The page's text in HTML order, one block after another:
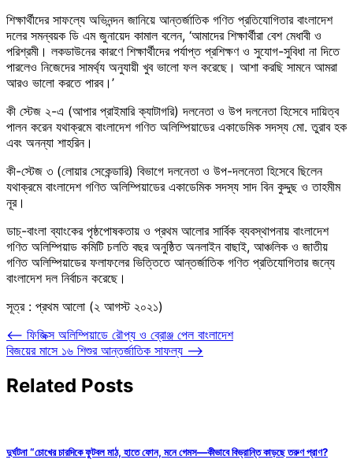
শিক্ষার্থীদের সাফল্যে অভিনন্দন জানিয়ে আন্তর্জাতিক গণিত প্রতিযোগিতার বাংলাদেশ
দলের সমন্বয়ক ডি এম জুনায়েদ কামাল বলেন, ‘আমাদের শিক্ষার্থীরা বেশ মেধাবী ও
পরিশ্রমী। লকডাউনের কারণে শিক্ষার্থীদের পর্যাপ্ত প্রশিক্ষণ ও সুযোগ-সুবিধা না দিতে
পারলেও নিজেদের সামর্থ্য অনুযায়ী খুব ভালো ফল করেছে। আশা করছি সামনে আমরা
আরও ভালো করতে পারব।’
কী স্টেজ ২-এ (আপার প্রাইমারি ক্যাটাগরি) দলনেতা ও উপ দলনেতা হিসেবে দায়িত্ব
পালন করেন যথাক্রমে বাংলাদেশ গণিত অলিম্পিয়াডের একাডেমিক সদস্য মো. তুরাব হক
এবং অনন্যা শাহরিন।
কী-স্টেজ ৩ (লোয়ার সেকেন্ডারি) বিভাগে দলনেতা ও উপ-দলনেতা হিসেবে ছিলেন
যথাক্রমে বাংলাদেশ গণিত অলিম্পিয়াডের একাডেমিক সদস্য সাদ বিন কুদ্দুছ ও তাহমীম
নূর।
ডাচ্-বাংলা ব্যাংকের পৃষ্ঠপোষকতায় ও প্রথম আলোর সার্বিক ব্যবস্থাপনায় বাংলাদেশ
গণিত অলিম্পিয়াড কমিটি চলতি বছর অনুষ্ঠিত অনলাইন বাছাই, আঞ্চলিক ও জাতীয়
গণিত অলিম্পিয়াডের ফলাফলের ভিত্তিতে আন্তর্জাতিক গণিত প্রতিযোগিতার জন্যে
বাংলাদেশ দল নির্বাচন করেছে।
সূত্র : প্রথম আলো (২ আগস্ট ২০২১)
Post
navigation
⟵ ফিজিক্স অলিম্পিয়াডে রৌপ্য ও ব্রোঞ্জ পেল বাংলাদেশ
বিজয়ের মাসে ১৬ শিশুর আন্তর্জাতিক সাফল্য ⟶
Related Posts
দুর্ঘটনা “চোখের চারদিকে ফুটবল মাঠ, হাতে ফোন, মনে গেমস—কীভাবে বিভ্রান্তি কাড়ছে তরুণ প্রাণ?